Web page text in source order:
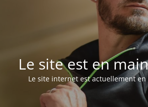
Le site est en
Le site internet est actuellement